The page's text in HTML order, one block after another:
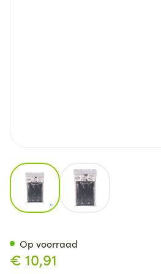
View larger imageView larger image
€ 10,91
Op voorraad